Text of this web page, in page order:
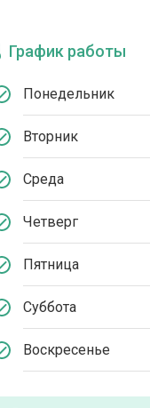
График работы
Понедельник
Вторник
Среда
Четверг
Пятница
Суббота
Воскресенье